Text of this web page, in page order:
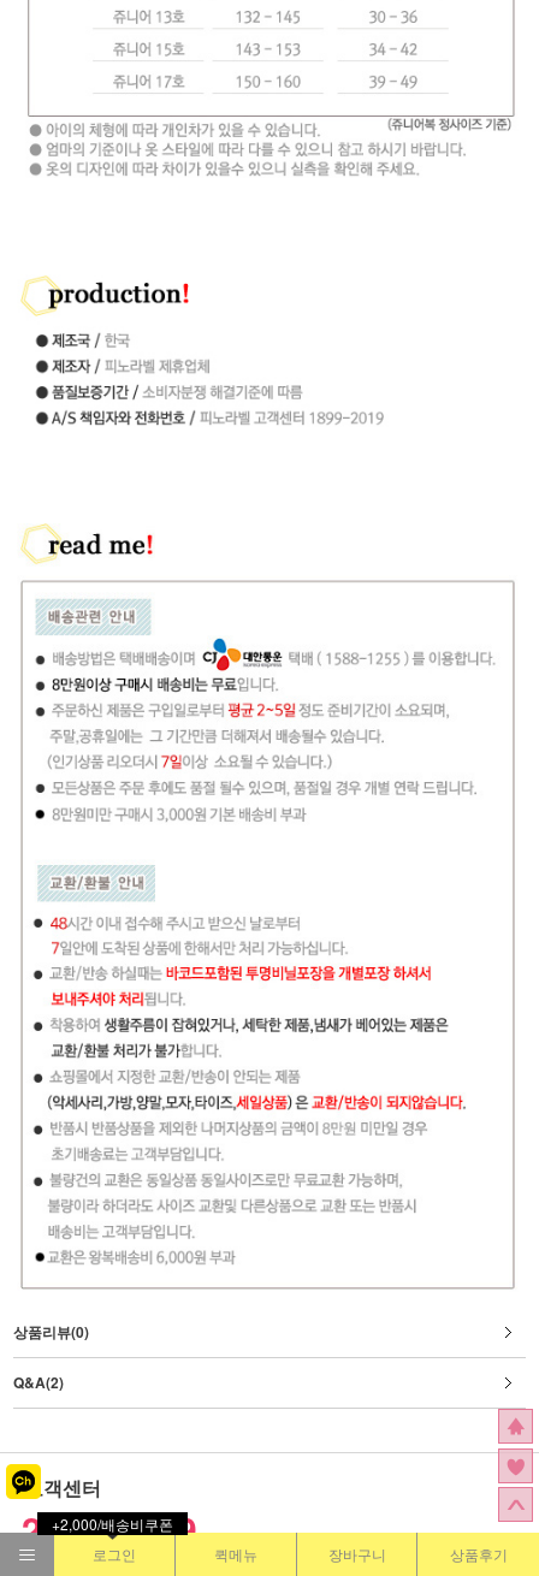
로그인 퀵메뉴 장바구니 상품후기
+2,000/배송비쿠폰
상품리뷰(0)
Q&A(2)
고객센터
2393-1899
월-금 AM11:00~PM05:00 /
휴일 휴무